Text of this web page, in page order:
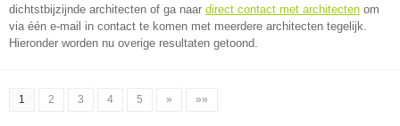
dichtstbijzijnde architecten of ga naar direct contact met architecten om
via één e-mail in contact te komen met meerdere architecten tegelijk.
Hieronder worden nu overige resultaten getoond.
1 2 3 4 5 » »»